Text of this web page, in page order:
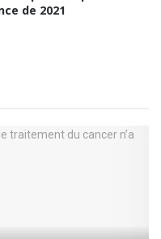
de 2021